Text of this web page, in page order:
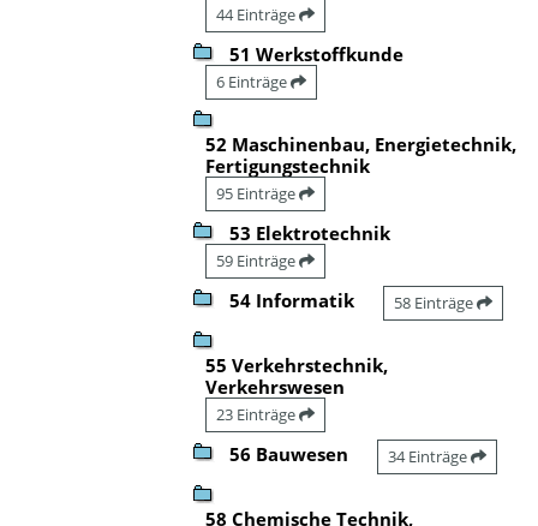
44 Einträge
51 Werkstoffkunde
6 Einträge
52 Maschinenbau, Energietechnik,
Fertigungstechnik
95 Einträge
53 Elektrotechnik
59 Einträge
54 Informatik 58 Einträge
55 Verkehrstechnik,
Verkehrswesen
23 Einträge
56 Bauwesen 34 Einträge
58 Chemische Technik,